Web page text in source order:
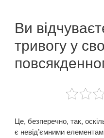
Ви
тривогу у
Це, безперечно, так,
є невід’ємними